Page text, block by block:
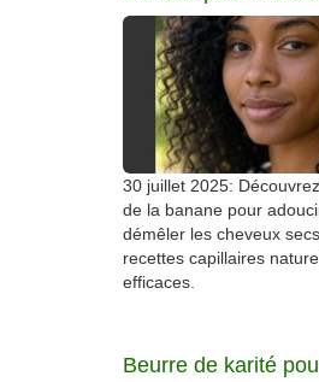
30 juillet 2025:
de la banane pour
démêler les cheveux
recettes capillaires
efficaces.